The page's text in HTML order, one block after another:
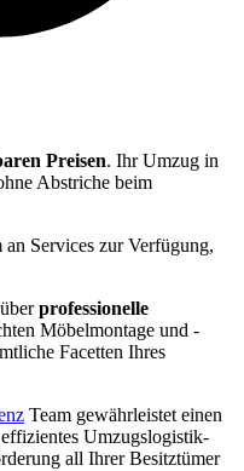
Preisen. Ihr Umzug in
Abstriche beim
Services zur Verfügung,
professionelle
Möbelmontage und -
Facetten Ihres
Team gewährleistet einen
Umzugslogistik-
all Ihrer Besitztümer